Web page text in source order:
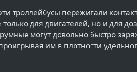
троллейбусы пережигали
для двигателей, но и для
могут довольно быстро
им в плотности